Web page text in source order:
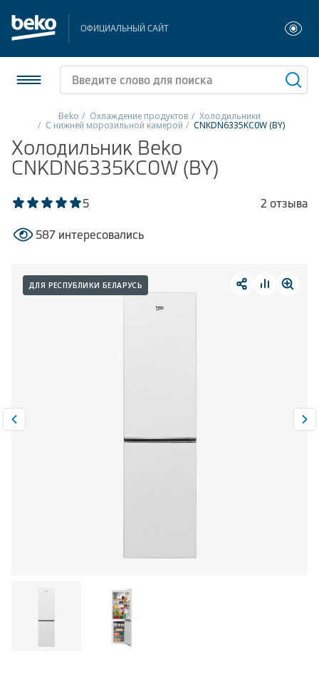
ОФИЦИАЛЬНЫЙ САЙТ
Холодильники и морозильники
Стиральные и сушильные машины
Посудомоечные машины
Плиты
Малая бытовая техника
Beko Охлаждение продуктов Холодильники
С нижней морозильной камерой CNKDN6335KC0W (BY)
Холодильник Beko
CNKDN6335KC0W (BY)
5 2 отзыва
587 интересовались
ДЛЯ РЕСПУБЛИКИ БЕЛАРУСЬ